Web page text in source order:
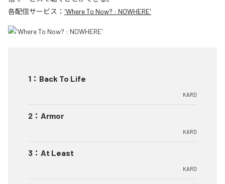
各配信サービス： 'Where To Now? : NOWHERE'
1 ： Back To Life
KARD
2 ： Armor
KARD
3 ： At Least
KARD